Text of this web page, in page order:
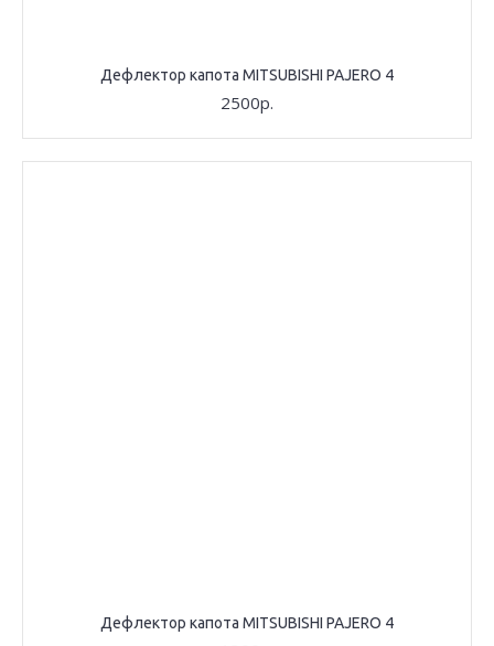
Дефлектор капота MITSUBISHI PAJERO 4
2500р.
Дефлектор капота MITSUBISHI PAJERO 4